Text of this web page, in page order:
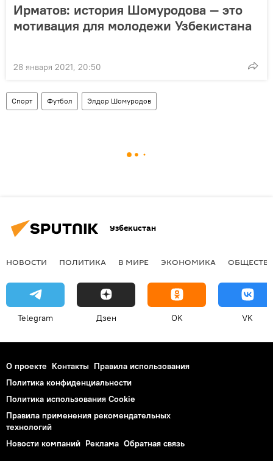
Ирматов: история Шомуродова — это
мотивация для молодежи Узбекистана
28 января 2021, 20:50
Спорт Футбол Элдор Шомуродов
Узбекистан
НОВОСТИ ПОЛИТИКА В МИРЕ ЭКОНОМИКА
Telegram Дзен OK VK
О проекте Контакты Правила использования
Политика конфиденциальности
Политика использования Cookie
Правила применения рекомендательных
технологий
Новости компаний Реклама Обратная связь